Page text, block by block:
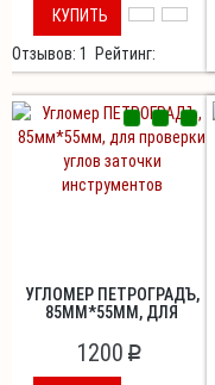
КУПИТЬ
Отзывов: 1
Рейтинг:
УГЛОМЕР ПЕТРОГРАДЪ,
85ММ*55ММ, ДЛЯ
ЗАТОЧКИ ИНСТРУМЕНТОВ
1200 p